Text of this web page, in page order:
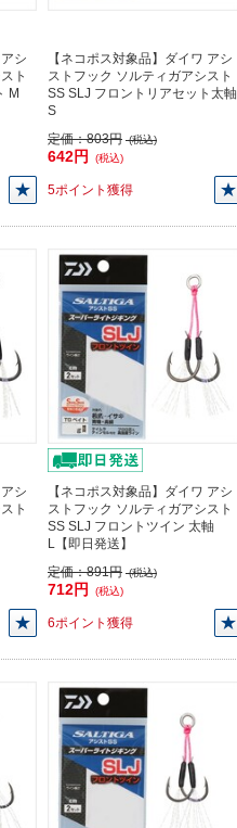
シ
ト
M
【ネコポス対象品】ダイワ アシ
ストフック ソルティガアシスト
SS SLJ フロントリアセット太軸
S
定価：803円 (税込)
642円 (税込)
5ポイント獲得
シ
ト
【ネコポス対象品】ダイワ アシ
ストフック ソルティガアシスト
SS SLJ フロントツイン 太軸
L【即日発送】
定価：891円 (税込)
712円 (税込)
6ポイント獲得